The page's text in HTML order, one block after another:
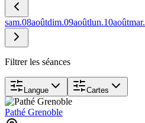
sam.08aoûtdim.09aoûtlun.10aoûtmar.
Filtrer les séances
Langue Cartes
Pathé Grenoble